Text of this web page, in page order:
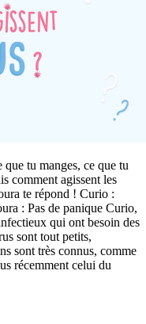
tu manges, ce que tu
comment agissent les
te répond ! Curio :
: Pas de panique Curio,
qui ont besoin des
sont tout petits,
sont très connus, comme
récemment celui du